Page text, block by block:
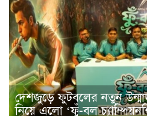
দেশজুড়ে ফুটবলের নতুন
নিয়ে এলো ‘ফুঁ-বল